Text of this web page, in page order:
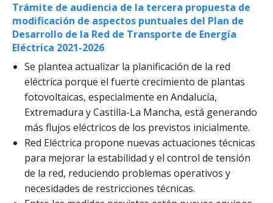
Trámite de audiencia de la tercera propuesta de
modificación de aspectos puntuales del Plan de
Desarrollo de la Red de Transporte de Energía
Eléctrica 2021-2026
Se plantea actualizar la planificación de la red
eléctrica porque el fuerte crecimiento de plantas
fotovoltaicas, especialmente en Andalucía,
Extremadura y Castilla-La Mancha, está generando
más flujos eléctricos de los previstos inicialmente.
Red Eléctrica propone nuevas actuaciones técnicas
para mejorar la estabilidad y el control de tensión
de la red, reduciendo problemas operativos y
necesidades de restricciones técnicas.